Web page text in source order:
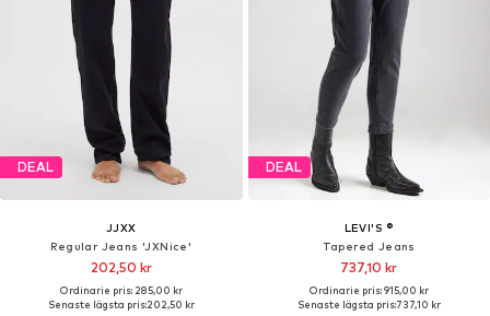
DEAL
JJXX
Regular Jeans 'JXNice'
202,50 kr
Ordinarie pris: 285,00 kr
Senaste lägsta pris:202,50 kr
DEAL
LEVI'S ®
Tapered Jeans
737,10 kr
Ordinarie pris: 915,00 kr
Senaste lägsta pris:737,10 kr